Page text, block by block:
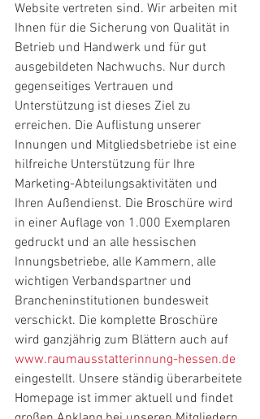
Website vertreten sind. Wir arbeiten mit
Ihnen für die Sicherung von Qualität in
Betrieb und Handwerk und für gut
ausgebildeten Nachwuchs. Nur durch
gegenseitiges Vertrauen und
Unterstützung ist dieses Ziel zu
erreichen. Die Auflistung unserer
Innungen und Mitgliedsbetriebe ist eine
hilfreiche Unterstützung für Ihre
Marketing-Abteilungsaktivitäten und
Ihren Außendienst. Die Broschüre wird
in einer Auflage von 1.000 Exemplaren
gedruckt und an alle hessischen
Innungsbetriebe, alle Kammern, alle
wichtigen Verbandspartner und
Brancheninstitutionen bundesweit
verschickt. Die komplette Broschüre
wird ganzjährig zum Blättern auch auf
www.raumausstatterinnung-hessen.de
eingestellt. Unsere ständig überarbeitete
Homepage ist immer aktuell und findet